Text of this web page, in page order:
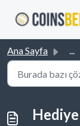
Ana Sayfa ...